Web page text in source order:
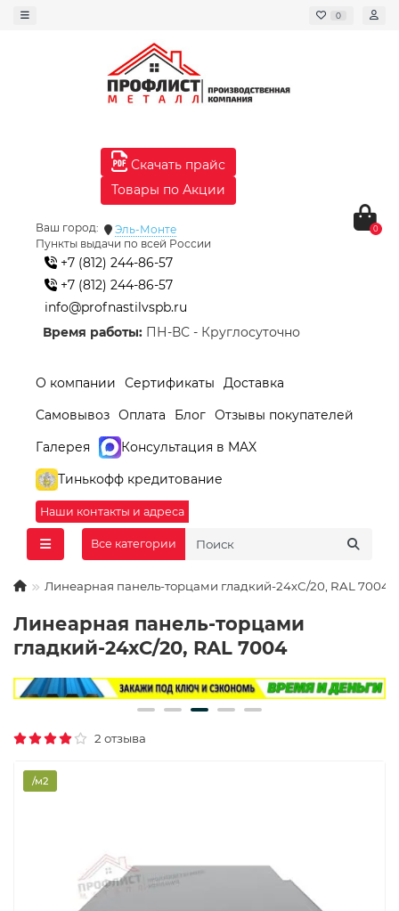
0
Скачать прайс
Товары по Акции
Ваш город:
Эль-Монте
Пункты выдачи по всей России
+7 (812) 244-86-57
+7 (812) 244-86-57
info@profnastilvspb.ru
Время работы: ПН-ВС - Круглосуточно
0
О компании Сертификаты
Доставка
Самовывоз Оплата Блог Отзывы покупателей
Галерея
Консультация в MAX
Тинькофф кредитование
Наши контакты и адреса
Все категории
Линеарная панель-торцами гладкий-24хС/20, RAL 7004
Линеарная панель-торцами
гладкий-24хС/20, RAL 7004
2 отзыва
/м2